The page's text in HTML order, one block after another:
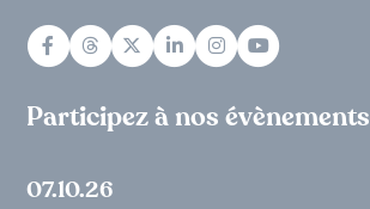
Participez à nos évènements
07.10.26